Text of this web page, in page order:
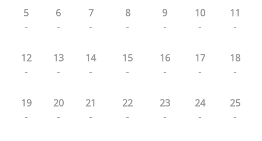
5
-
6
-
7
-
8
-
9
-
10
-
11
-
12
-
13
-
14
-
15
-
16
-
17
-
18
-
19
-
20
-
21
-
22
-
23
-
24
-
25
-